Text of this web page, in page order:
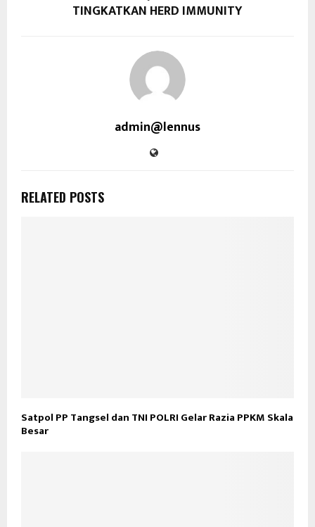
TINGKATKAN HERD IMMUNITY
admin@lennus
RELATED POSTS
Satpol PP Tangsel dan TNI POLRI Gelar Razia PPKM Skala
Besar